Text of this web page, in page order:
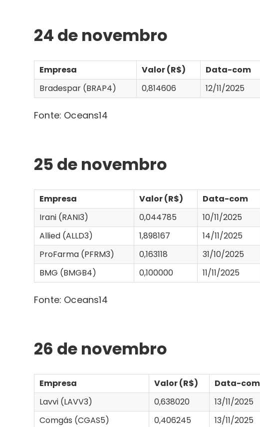
24 de novembro
Empresa Valor (R$) Data-com
Bradespar (BRAP4)
0,814606 12/11/2025
Fonte: Oceans14
25 de novembro
Empresa Valor (R$) Data-com
Irani (RANI3)
0,044785 10/11/2025
Allied (ALLD3)
1,898167 14/11/2025
ProFarma (PFRM3)
0,163118 31/10/2025
BMG (BMGB4)
0,100000 11/11/2025
Fonte: Oceans14
26 de novembro
Empresa Valor (R$) Data-com
Lavvi (LAVV3)
0,638020 13/11/2025
Comgás (CGAS5)
0,406245 13/11/2025